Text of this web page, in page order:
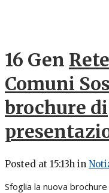
16 Gen
Comuni
brochure di
Posted at 15:13h in
Sfoglia la nuova